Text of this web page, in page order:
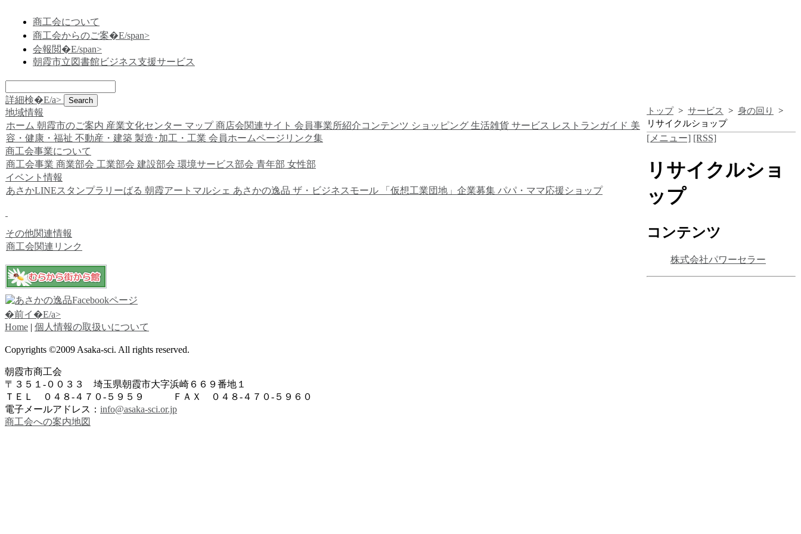
商工会について
商工会からのご案�E/span>
会報閲�E/span>
朝霞市立図書館ビジネス支援サービス
詳細検�E/a>
地域情報
ホーム 朝霞市のご案内 産業文化センター マップ 商店会関連サイト 会員事業所紹介コンテンツ ショッピング 生活雑貨 サービス レストランガイド 美
容・健康・福祉 不動産・建築 製造･加工・工業 会員ホームページリンク集
商工会事業について
商工会事業 商業部会 工業部会 建設部会 環境サービス部会 青年部 女性部
イベント情報
あさかLINEスタンプラリーばる 朝霞アートマルシェ あさかの逸品 ザ・ビジネスモール 「仮想工業団地」企業募集 パパ・ママ応援ショップ
その他関連情報
商工会関連リンク
トップ> サービス > 身の回り
>
リサイクルショップ
[メニュー] [RSS]
リサイクルショ
ップ
コンテンツ
株式会社パワーセラー
�前イ�E/a>
Home | 個人情報の取扱いについて
Copyrights ©2009 Asaka-sci. All rights reserved.
朝霞市商工会
〒３５１-００３３ 埼玉県朝霞市大字浜崎６６９番地１
ＴＥＬ ０４８-４７０-５９５９ ＦＡＸ ０４８-４７０-５９６０
電子メールアドレス： info@asaka-sci.or.jp
商工会への案内地図